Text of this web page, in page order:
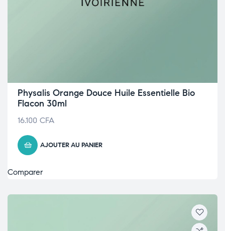
Physalis Orange Douce Huile Essentielle Bio
Flacon 30ml
16.100 CFA
AJOUTER AU PANIER
Comparer